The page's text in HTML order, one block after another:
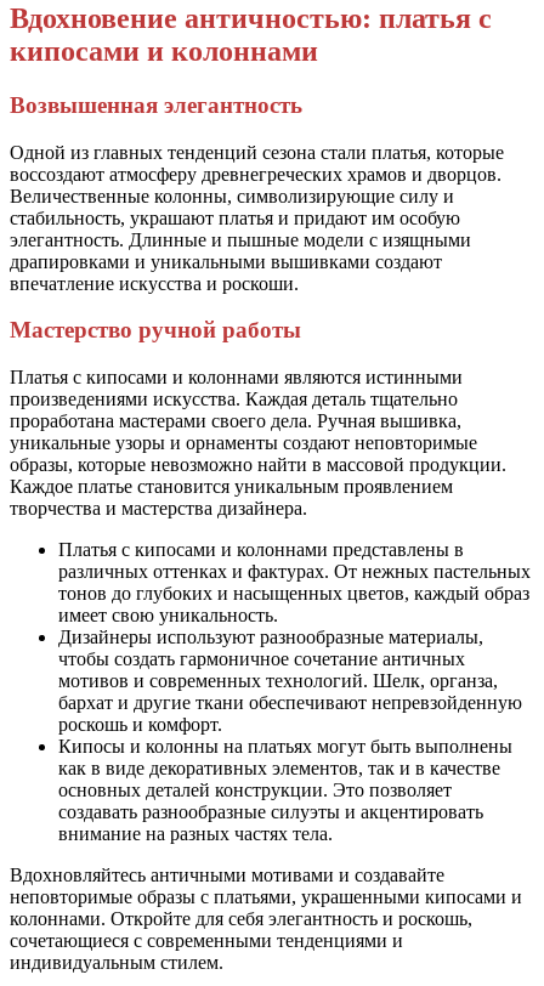
Вдохновение античностью: платья с
кипосами и колоннами
Возвышенная элегантность
Одной из главных тенденций сезона стали платья, которые
воссоздают атмосферу древнегреческих храмов и дворцов.
Величественные колонны, символизирующие силу и
стабильность, украшают платья и придают им особую
элегантность. Длинные и пышные модели с изящными
драпировками и уникальными вышивками создают
впечатление искусства и роскоши.
Мастерство ручной работы
Платья с кипосами и колоннами являются истинными
произведениями искусства. Каждая деталь тщательно
проработана мастерами своего дела. Ручная вышивка,
уникальные узоры и орнаменты создают неповторимые
образы, которые невозможно найти в массовой продукции.
Каждое платье становится уникальным проявлением
творчества и мастерства дизайнера.
Платья с кипосами и колоннами представлены в
различных оттенках и фактурах. От нежных пастельных
тонов до глубоких и насыщенных цветов, каждый образ
имеет свою уникальность.
Дизайнеры используют разнообразные материалы,
чтобы создать гармоничное сочетание античных
мотивов и современных технологий. Шелк, органза,
бархат и другие ткани обеспечивают непревзойденную
роскошь и комфорт.
Кипосы и колонны на платьях могут быть выполнены
как в виде декоративных элементов, так и в качестве
основных деталей конструкции. Это позволяет
создавать разнообразные силуэты и акцентировать
внимание на разных частях тела.
Вдохновляйтесь античными мотивами и создавайте
неповторимые образы с платьями, украшенными кипосами и
колоннами. Откройте для себя элегантность и роскошь,
сочетающиеся с современными тенденциями и
индивидуальным стилем.